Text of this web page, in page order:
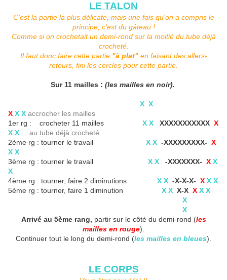
LE TALON
C'est la partie la plus délicate, mais une fois qu'on a compris le
principe, c'est du gâteau !
Comme si on crochetait un demi-rond sur la moitié du tube déjà
crocheté.
Il faut donc faire cette partie "à plat"en faisant des allers-
retours, fini les cercles pour cette partie.
Sur 11 mailles : (les mailles en noir).
X X
X X X accrocher les mailles
1er rg : crocheter 11 mailles X X XXXXXXXXXXX X
X X au tube déjà crocheté
2ème rg : tourner le travail X X -XXXXXXXXX- X
X X
3ème rg : tourner le travail X X -XXXXXXX- X X
X
4ème rg : tourner, faire 2 diminutions X X -X-X-X- X X X
5ème rg : tourner, faire 1 diminution X X X-X X X X
X
X
Arrivé au 5ème rang, partir sur le côté du demi-rond (les
mailles en rouge).
Continuer tout le long du demi-rond (les mailles en bleues).
LE CORPS